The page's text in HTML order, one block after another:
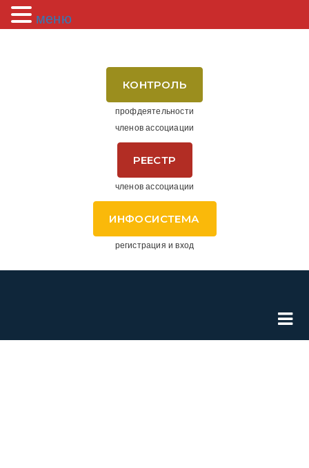
КОНТРОЛЬ
профдеятельности
членов ассоциации
РЕЕСТР
членов ассоциации
ИНФОСИСТЕМА
регистрация и вход
меню